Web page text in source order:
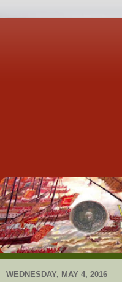
WEDNESDAY, MAY 4, 2016